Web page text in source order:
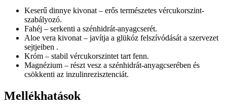
Keserű dinnye kivonat – erős természetes vércukorszint-
szabályozó.
Fahéj – serkenti a szénhidrát-anyagcserét.
Aloe vera kivonat – javítja a glükóz felszívódását a szervezet
sejtjeiben .
Króm – stabil vércukorszintet tart fenn.
Magnézium – részt vesz a szénhidrát-anyagcserében és
csökkenti az inzulinrezisztenciát.
Mellékhatások